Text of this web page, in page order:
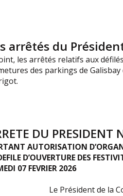
arrêtés du
les arrêtés relatifs aux
des parkings de Galisbay
DU PRESIDENT
AUTORISATION
D’OUVERTURE DES
07 FEVRIER 2026
Président de la